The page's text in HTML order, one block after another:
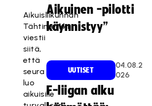
Aikuisliikunnan
Tähtimerkki
viestii
siitä,
että
seura
luo
aikuisille
Aikuinen -pilotti
käynnistyy”
UUTISET
04.08.2
026
F-liigan alku